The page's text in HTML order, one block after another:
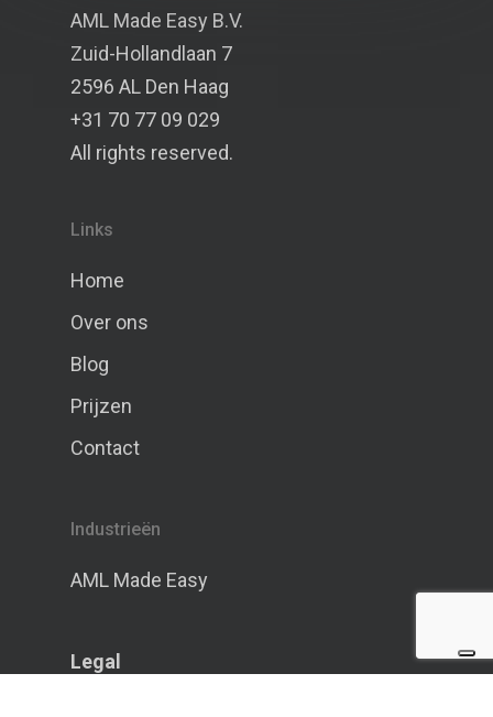
AML Made Easy B.V.
Zuid-Hollandlaan 7
2596 AL Den Haag
+31 70 77 09 029
All rights reserved.
Links
Home
Over ons
Blog
Prijzen
Contact
Industrieën
AML Made Easy
Legal